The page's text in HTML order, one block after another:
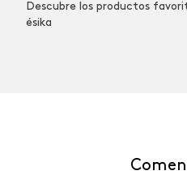
Descubre los productos
ésika